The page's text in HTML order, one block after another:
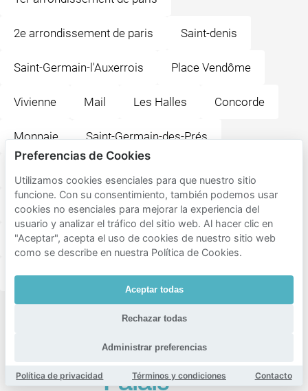
2e arrondissement de paris Saint-denis
Saint-Germain-l'Auxerrois Place Vendôme
Vivienne Mail Les Halles Concorde
Monnaie Saint-Germain-des-Prés
Les Archives Saint-Merri Porte-Saint-Denis
Faubourg-Montmartre Arts-et-Métiers
Invalides Odéon
Destinos
populares
Palais-
Preferencias de Cookies
Utilizamos cookies esenciales para que nuestro sitio
funcione. Con su consentimiento, también podemos usar
cookies no esenciales para mejorar la experiencia del
usuario y analizar el tráfico del sitio web. Al hacer clic en
"Aceptar", acepta el uso de cookies de nuestro sitio web
como se describe en nuestra Política de Cookies.
Aceptar todas
Rechazar todas
Administrar preferencias
Política de privacidad Términos y condiciones Contacto